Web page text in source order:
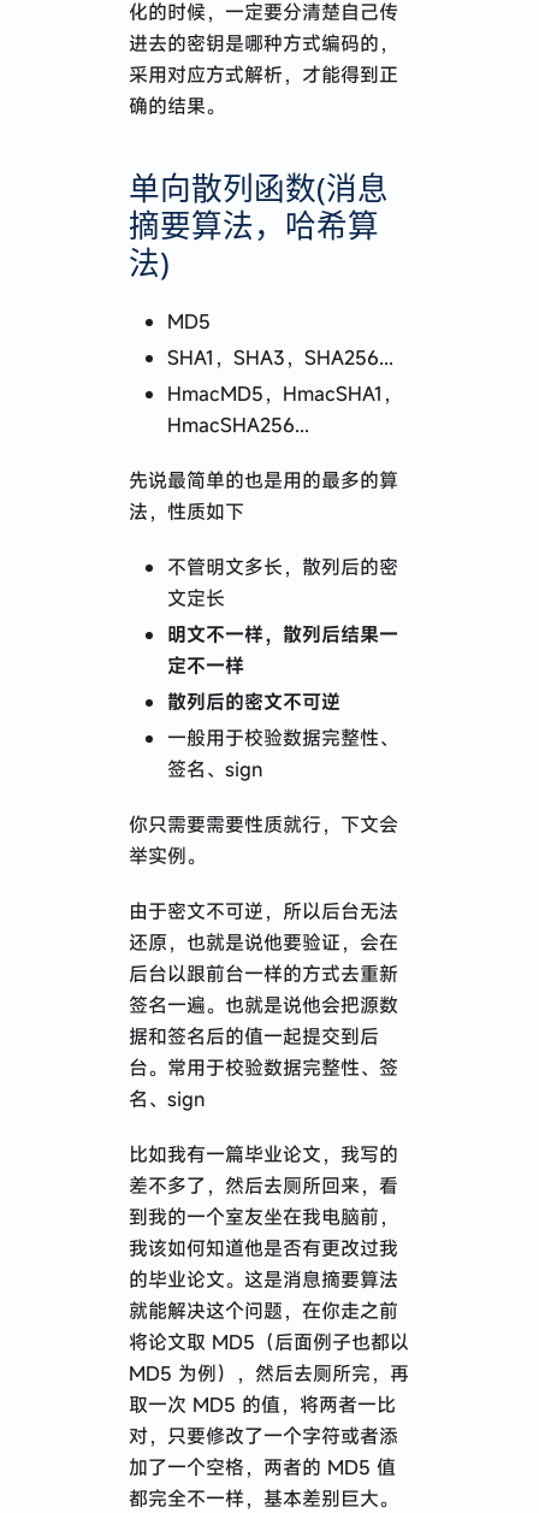
化的时候，一定要分清楚自己传
进去的密钥是哪种方式编码的，
采用对应方式解析，才能得到正
确的结果。
单向散列函数(消息
摘要算法，哈希算
法)
MD5
SHA1，SHA3，SHA256...
HmacMD5，HmacSHA1，
HmacSHA256...
先说最简单的也是用的最多的算
法，性质如下
不管明文多长，散列后的密
文定长
明文不一样，散列后结果一
定不一样
散列后的密文不可逆
一般用于校验数据完整性、
签名、sign
你只需要需要性质就行，下文会
举实例。
由于密文不可逆，所以后台无法
还原，也就是说他要验证，会在
后台以跟前台一样的方式去重新
签名一遍。也就是说他会把源数
据和签名后的值一起提交到后
台。常用于校验数据完整性、签
名、sign
比如我有一篇毕业论文，我写的
差不多了，然后去厕所回来，看
到我的一个室友坐在我电脑前，
我该如何知道他是否有更改过我
的毕业论文。这是消息摘要算法
就能解决这个问题，在你走之前
将论文取 MD5（后面例子也都以
MD5 为例），然后去厕所完，再
取一次 MD5 的值，将两者一比
对，只要修改了一个字符或者添
加了一个空格，两者的 MD5 值
都完全不一样，基本差别巨大。